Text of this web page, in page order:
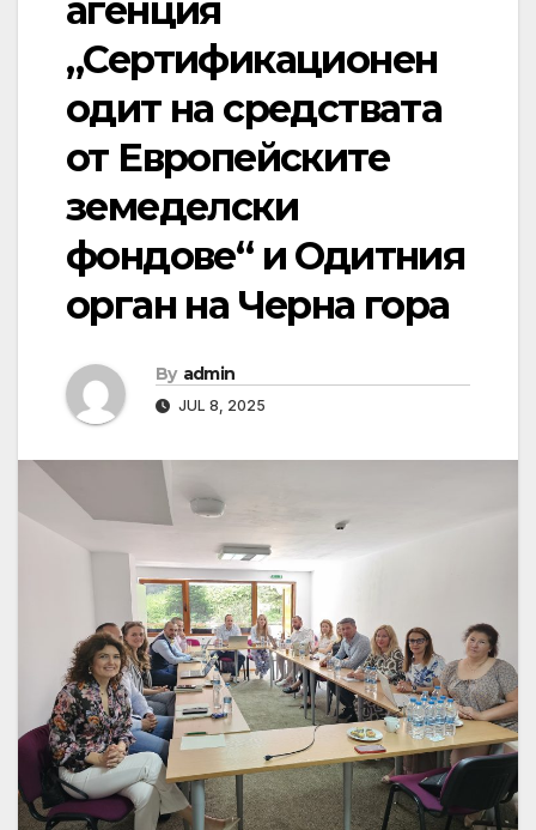
агенция
„Сертификационен
одит на средствата
от Европейските
земеделски
фондове“ и Одитния
орган на Черна гора
By admin
JUL 8, 2025